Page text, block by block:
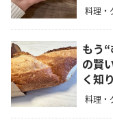
料理・
もう
の賢
く知
料理・